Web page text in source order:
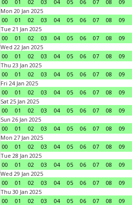
00
01 02 03 04 05 06 07 08 09
Mon 20 Jan 2025
00
01 02 03 04 05 06 07 08 09
Tue 21 Jan 2025
00
01 02 03 04 05 06 07 08 09
Wed 22 Jan 2025
00
01 02 03 04 05 06 07 08 09
Thu 23 Jan 2025
00
01 02 03 04 05 06 07 08 09
Fri 24 Jan 2025
00
01 02 03 04 05 06 07 08 09
Sat 25 Jan 2025
00
01 02 03 04 05 06 07 08 09
Sun 26 Jan 2025
00
01 02 03 04 05 06 07 08 09
Mon 27 Jan 2025
00
01 02 03 04 05 06 07 08 09
Tue 28 Jan 2025
00
01 02 03 04 05 06 07 08 09
Wed 29 Jan 2025
00
01 02 03 04 05 06 07 08 09
Thu 30 Jan 2025
00
01 02 03 04 05 06 07 08 09